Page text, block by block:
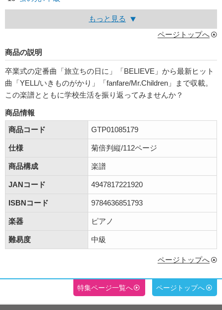
もっと見る
ページトップへ
商品の説明
卒業式の定番曲「旅立ちの日に」「BELIEVE」から最新ヒット
曲「YELL/いきものがかり」「fanfare/Mr.Children」まで収載。
この楽譜とともに学校生活を振り返ってみませんか？
商品情報
商品コード
GTP01085179
仕様 菊倍判縦/112ページ
商品構成 楽譜
JANコード 4947817221920
ISBNコード 9784636851793
楽器 ピアノ
難易度 中級
ページトップへ
特集ページ一覧へ ページトップへ